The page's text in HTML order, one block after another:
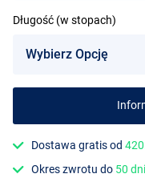
Długość (w stopach)
Dostawa gratis od
Okres zwrotu do 50 dni